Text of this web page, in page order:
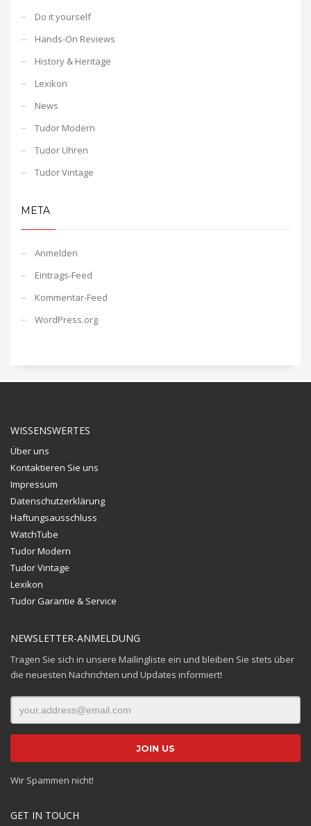
Do it yourself
Hands-On Reviews
History & Heritage
Lexikon
News
Tudor Modern
Tudor Uhren
Tudor Vintage
META
Anmelden
Eintrags-Feed
Kommentar-Feed
WordPress.org
WISSENSWERTES
Über uns
Kontaktieren Sie uns
Impressum
Datenschutzerklärung
Haftungsausschluss
WatchTube
Tudor Modern
Tudor Vintage
Lexikon
Tudor Garantie & Service
NEWSLETTER-ANMELDUNG
Tragen Sie sich in unsere Mailingliste ein und bleiben Sie stets über
die neuesten Nachrichten und Updates informiert!
Wir Spammen nicht!
GET IN TOUCH